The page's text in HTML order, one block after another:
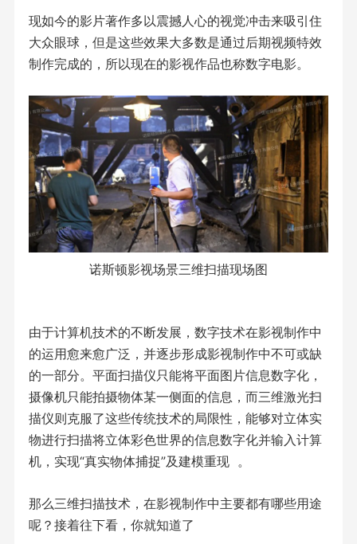
现如今的影片著作多以震撼人心的视觉冲击来吸引住
大众眼球，但是这些效果大多数是通过后期视频特效
制作完成的，所以现在的影视作品也称数字电影。
诺斯顿影视场景三维扫描现场图
由于计算机技术的不断发展，数字技术在影视制作中
的运用愈来愈广泛，并逐步形成影视制作中不可或缺
的一部分。平面扫描仪只能将平面图片信息数字化，
摄像机只能拍摄物体某一侧面的信息，而三维激光扫
描仪则克服了这些传统技术的局限性，能够对立体实
物进行扫描将立体彩色世界的信息数字化并输入计算
机，实现“真实物体捕捉”及建模重现 。
那么三维扫描技术，在影视制作中主要都有哪些用途
呢？接着往下看，你就知道了